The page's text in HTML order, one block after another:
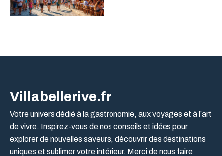
Villabellerive.fr
Votre univers dédié à la gastronomie, aux voyages et à l’art
de vivre. Inspirez-vous de nos conseils et idées pour
explorer de nouvelles saveurs, découvrir des destinations
uniques et sublimer votre intérieur. Merci de nous faire